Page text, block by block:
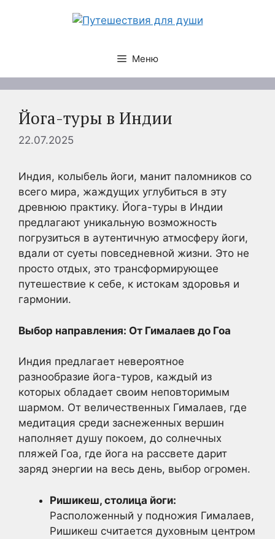
Меню
Йога-туры в Индии
22.07.2025
Индия, колыбель йоги, манит паломников со
всего мира, жаждущих углубиться в эту
древнюю практику. Йога-туры в Индии
предлагают уникальную возможность
погрузиться в аутентичную атмосферу йоги,
вдали от суеты повседневной жизни. Это не
просто отдых, это трансформирующее
путешествие к себе, к истокам здоровья и
гармонии.
Выбор направления: От Гималаев до Гоа
Индия предлагает невероятное
разнообразие йога-туров, каждый из
которых обладает своим неповторимым
шармом. От величественных Гималаев, где
медитация среди заснеженных вершин
наполняет душу покоем, до солнечных
пляжей Гоа, где йога на рассвете дарит
заряд энергии на весь день, выбор огромен.
Ришикеш, столица йоги:
Расположенный у подножия Гималаев,
Ришикеш считается духовным центром